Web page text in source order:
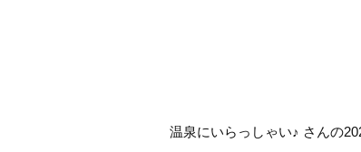
温泉にいらっしゃい♪ さんの